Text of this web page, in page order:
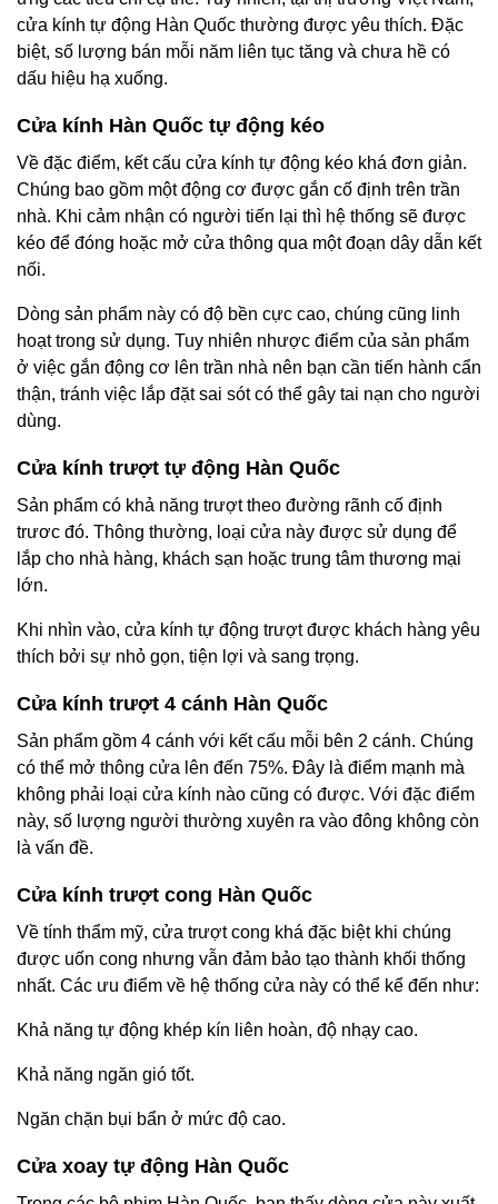
cửa kính tự động Hàn Quốc thường được yêu thích. Đặc
biệt, số lượng bán mỗi năm liên tục tăng và chưa hề có
dấu hiệu hạ xuống.
Cửa kính Hàn Quốc tự động kéo
Về đặc điểm, kết cấu cửa kính tự động kéo khá đơn giản.
Chúng bao gồm một động cơ được gắn cố định trên trần
nhà. Khi cảm nhận có người tiến lại thì hệ thống sẽ được
kéo để đóng hoặc mở cửa thông qua một đoạn dây dẫn kết
nối.
Dòng sản phẩm này có độ bền cực cao, chúng cũng linh
hoạt trong sử dụng. Tuy nhiên nhược điểm của sản phẩm
ở việc gắn động cơ lên trần nhà nên bạn cần tiến hành cẩn
thận, tránh việc lắp đặt sai sót có thể gây tai nạn cho người
dùng.
Cửa kính trượt tự động Hàn Quốc
Sản phẩm có khả năng trượt theo đường rãnh cố định
trươc đó. Thông thường, loại cửa này được sử dụng để
lắp cho nhà hàng, khách sạn hoặc trung tâm thương mại
lớn.
Khi nhìn vào, cửa kính tự động trượt được khách hàng yêu
thích bởi sự nhỏ gọn, tiện lợi và sang trọng.
Cửa kính trượt 4 cánh Hàn Quốc
Sản phẩm gồm 4 cánh với kết cấu mỗi bên 2 cánh. Chúng
có thể mở thông cửa lên đến 75%. Đây là điểm mạnh mà
không phải loại cửa kính nào cũng có được. Với đặc điểm
này, số lượng người thường xuyên ra vào đông không còn
là vấn đề.
Cửa kính trượt cong Hàn Quốc
Về tính thẩm mỹ, cửa trượt cong khá đặc biệt khi chúng
được uốn cong nhưng vẫn đảm bảo tạo thành khối thống
nhất. Các ưu điểm về hệ thống cửa này có thể kể đến như:
Khả năng tự động khép kín liên hoàn, độ nhạy cao.
Khả năng ngăn gió tốt.
Ngăn chặn bụi bẩn ở mức độ cao.
Cửa xoay tự động Hàn Quốc